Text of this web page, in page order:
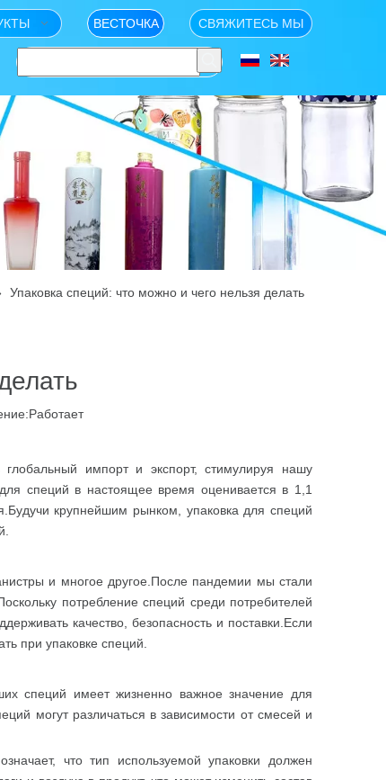
ВЕСТОЧКА СВЯЖИТЕСЬ МЫ
Упаковка специй: что можно и чего нельзя делать
Работает
импорт и экспорт, стимулируя нашу
специй в настоящее время оценивается в 1,1
крупнейшим рынком, упаковка для специй
и многое другое.После пандемии мы стали
потребление специй среди потребителей
качество, безопасность и поставки.Если
при упаковке специй.
специй имеет жизненно важное значение для
могут различаться в зависимости от смесей и
что тип используемой упаковки должен